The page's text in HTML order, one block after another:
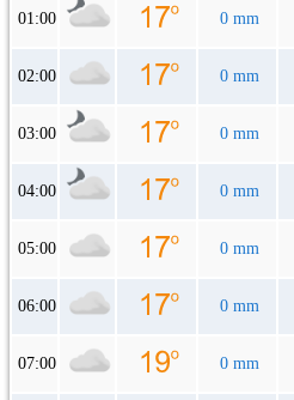
01:00 0 mm
02:00 0 mm
03:00 0 mm
04:00 0 mm
05:00 0 mm
06:00 0 mm
07:00 0 mm